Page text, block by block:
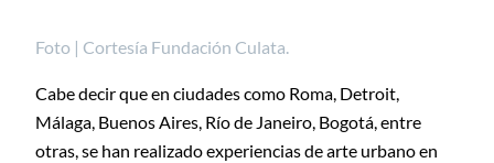
Foto | Cortesía Fundación Culata.
Cabe decir que en ciudades como Roma, Detroit,
Málaga, Buenos Aires, Río de Janeiro, Bogotá, entre
otras, se han realizado experiencias de arte urbano en